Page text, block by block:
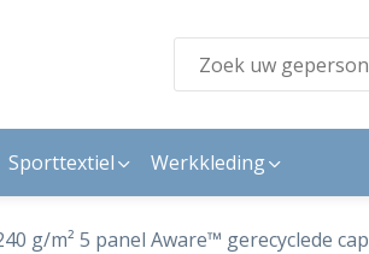
Sporttextiel Werkkleding
g/m² 5 panel Aware™ gerecyclede cap